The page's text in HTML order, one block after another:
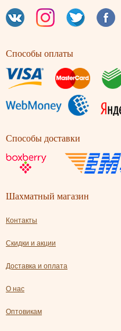
Способы оплаты
Способы доставки
Шахматный магазин
Контакты
Скидки и акции
Доставка и оплата
О нас
Оптовикам